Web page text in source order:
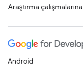
Araştırma çalışmalarına
Android